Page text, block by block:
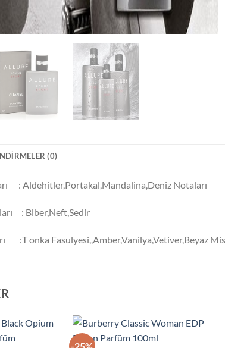
(0)
: Aldehitler,Portakal,Mandalina,Deniz Notaları
: Biber,Neft,Sedir
:T onka Fasulyesi,,Amber,Vanilya,Vetiver,Beyaz